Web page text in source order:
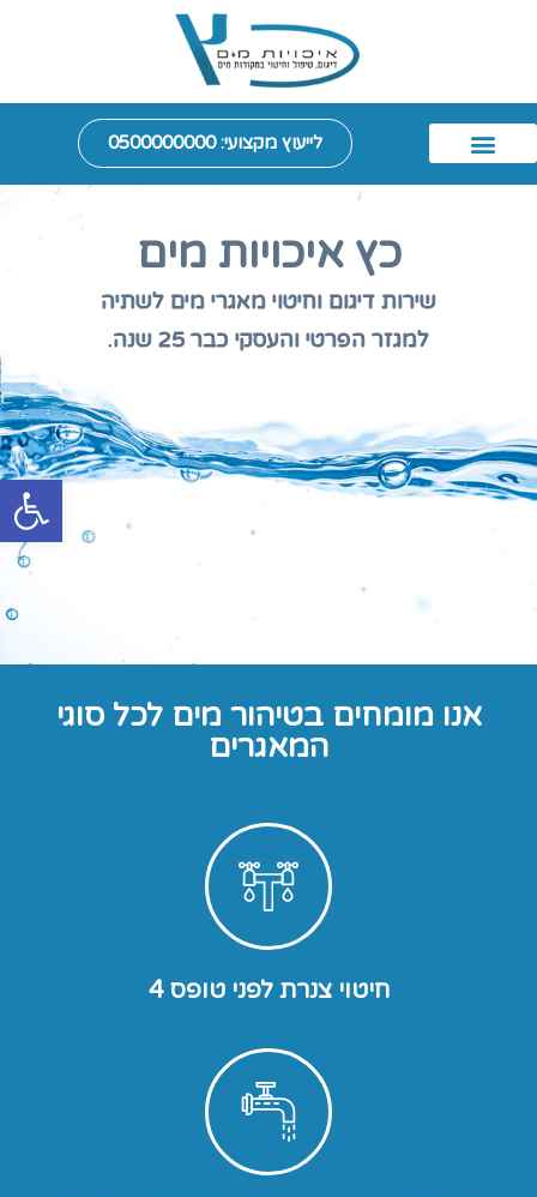
פתח
לייעוץ מקצועי: 0500000000
כץ איכויות מים
שירות דיגום וחיטוי מאגרי מים לשתיה
למגזר הפרטי והעסקי כבר 25 שנה.
אנו מומחים בטיהור מים לכל סוגי
המאגרים
חיטוי צנרת לפני טופס 4